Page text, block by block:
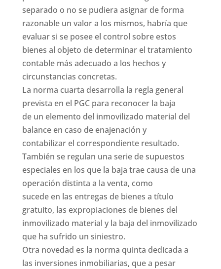
separado o no se pudiera asignar de forma
razonable un valor a los mismos, habría que
evaluar si se posee el control sobre estos
bienes al objeto de determinar el tratamiento
contable más adecuado a los hechos y
circunstancias concretas.
La norma cuarta desarrolla la regla general
prevista en el PGC para reconocer la baja
de un elemento del inmovilizado material del
balance en caso de enajenación y
contabilizar el correspondiente resultado.
También se regulan una serie de supuestos
especiales en los que la baja trae causa de una
operación distinta a la venta, como
sucede en las entregas de bienes a título
gratuito, las expropiaciones de bienes del
inmovilizado material y la baja del inmovilizado
que ha sufrido un siniestro.
Otra novedad es la norma quinta dedicada a
las inversiones inmobiliarias, que a pesar